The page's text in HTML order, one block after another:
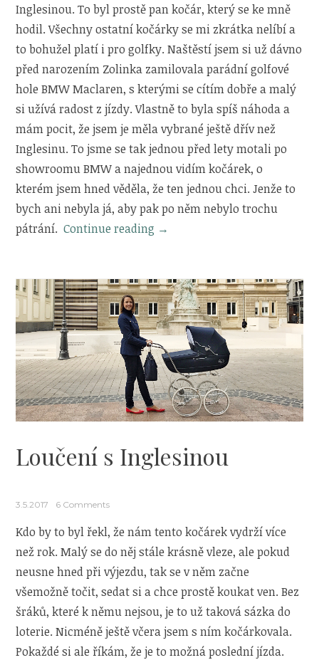
Inglesinou. To byl prostě pan kočár, který se ke mně
hodil. Všechny ostatní kočárky se mi zkrátka nelíbí a
to bohužel platí i pro golfky. Naštěstí jsem si už dávno
před narozením Zolinka zamilovala parádní golfové
hole BMW Maclaren, s kterými se cítím dobře a malý
si užívá radost z jízdy. Vlastně to byla spíš náhoda a
mám pocit, že jsem je měla vybrané ještě dřív než
Inglesinu. To jsme se tak jednou před lety motali po
showroomu BMW a najednou vidím kočárek, o
kterém jsem hned věděla, že ten jednou chci. Jenže to
bych ani nebyla já, aby pak po něm nebylo trochu
pátrání.Continue reading „Proč
zamilovala
kočárek
BMW
Maclaren“
→
Loučení s Inglesinou
3.5.2017 6 Comments
Kdo by to byl řekl, že nám tento kočárek vydrží více
než rok. Malý se do něj stále krásně vleze, ale pokud
neusne hned při výjezdu, tak se v něm začne
všemožně točit, sedat si a chce prostě koukat ven. Bez
šráků, které k němu nejsou, je to už taková sázka do
loterie. Nicméně ještě včera jsem s ním kočárkovala.
Pokaždé si ale říkám, že je to možná poslední jízda.